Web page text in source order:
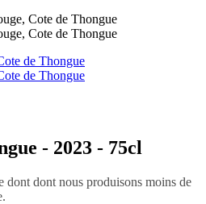
- 2023 - 75cl
dont dont nous produisons moins de